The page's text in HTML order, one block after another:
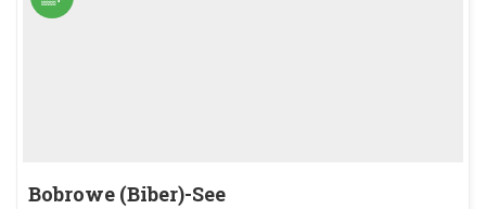
Bobrowe (Biber)-See